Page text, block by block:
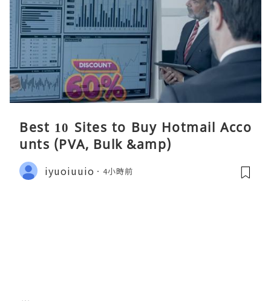
Best 10 Sites to Buy Hotmail Acco
unts (PVA, Bulk &amp)
iyuoiuuio 4小時前